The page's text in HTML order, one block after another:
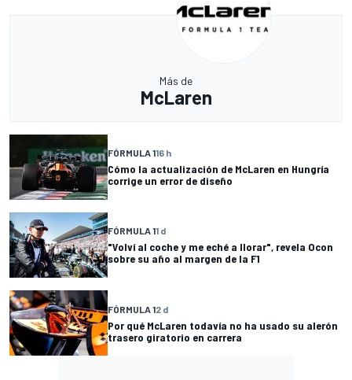
Más de
McLaren
FÓRMULA 116 h
Cómo la actualización de McLaren en Hungría
corrige un error de diseño
FÓRMULA 11 d
"Volví al coche y me eché a llorar", revela Ocon
sobre su año al margen de la F1
FÓRMULA 12 d
Por qué McLaren todavía no ha usado su alerón
trasero giratorio en carrera